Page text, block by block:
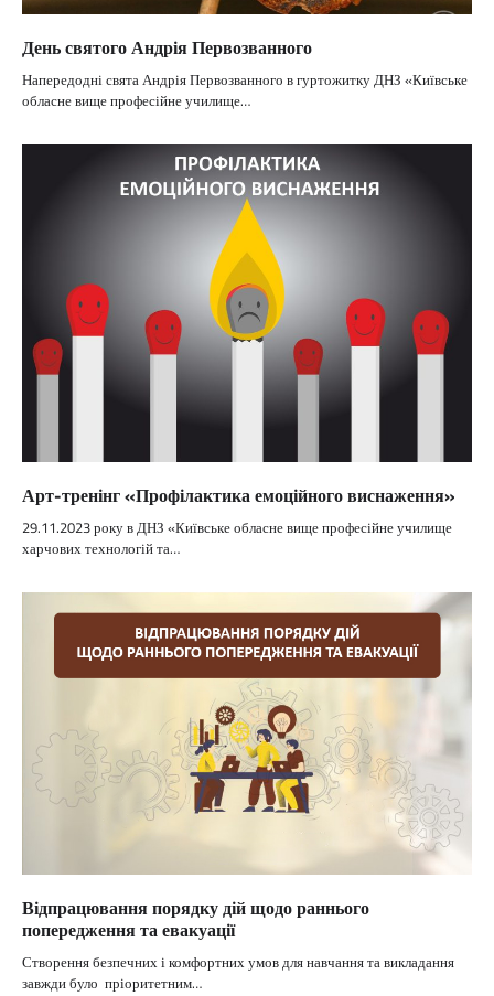
День святого Андрія Первозванного
Напередодні свята Андрія Первозванного в гуртожитку ДНЗ «Київське
обласне вище професійне училище…
Арт-тренінг «Профілактика емоційного виснаження»
29.11.2023 року в ДНЗ «Київське обласне вище професійне училище
харчових технологій та…
Відпрацювання порядку дій щодо раннього
попередження та евакуації
Створення безпечних і комфортних умов для навчання та викладання
завжди було пріоритетним…